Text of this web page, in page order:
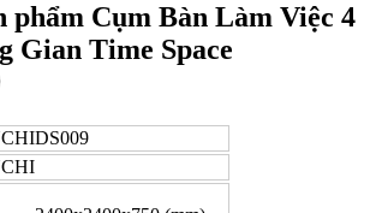
phẩm Cụm Bàn Làm Việc 4
Gian Time Space